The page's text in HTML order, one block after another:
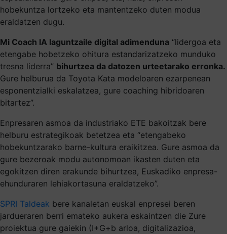
hobekuntza lortzeko eta mantentzeko duten modua
eraldatzen dugu.
Mi Coach IA laguntzaile digital adimenduna “lidergoa eta
etengabe hobetzeko ohitura estandarizatzeko munduko
tresna liderra” bihurtzea da datozen urteetarako erronka.
Gure helburua da Toyota Kata modeloaren ezarpenean
esponentzialki eskalatzea, gure coaching hibridoaren
bitartez”.
Enpresaren asmoa da industriako ETE bakoitzak bere
helburu estrategikoak betetzea eta “etengabeko
hobekuntzarako barne-kultura eraikitzea. Gure asmoa da
gure bezeroak modu autonomoan ikasten duten eta
egokitzen diren erakunde bihurtzea, Euskadiko enpresa-
ehunduraren lehiakortasuna eraldatzeko”.
SPRI Taldeak bere kanaletan euskal enpresei beren
jardueraren berri emateko aukera eskaintzen die Zure
proiektua gure gaiekin (I+G+b arloa, digitalizazioa,